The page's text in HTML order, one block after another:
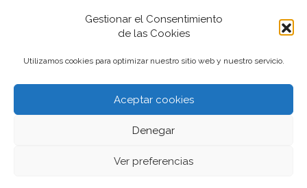
Gestionar el Consentimiento
de las Cookies
Utilizamos cookies para optimizar nuestro sitio web y nuestro servicio.
Aceptar cookies
Denegar
Ver preferencias